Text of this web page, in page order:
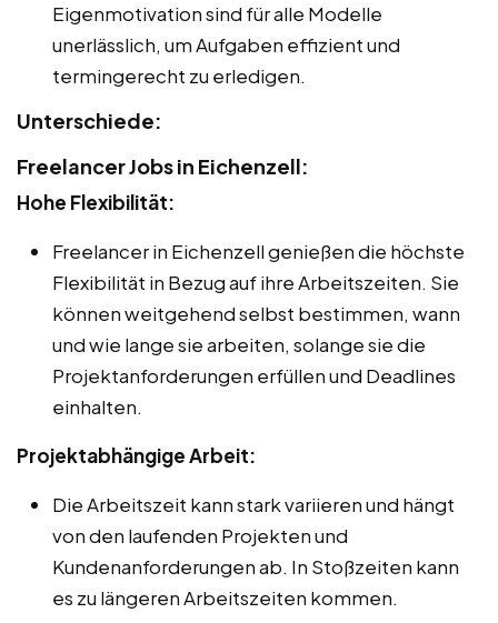
Eigenmotivation sind für alle Modelle
unerlässlich, um Aufgaben effizient und
termingerecht zu erledigen.
Unterschiede:
Freelancer Jobs in Eichenzell:
Hohe Flexibilität:
Freelancer in Eichenzell genießen die höchste
Flexibilität in Bezug auf ihre Arbeitszeiten. Sie
können weitgehend selbst bestimmen, wann
und wie lange sie arbeiten, solange sie die
Projektanforderungen erfüllen und Deadlines
einhalten.
Projektabhängige Arbeit:
Die Arbeitszeit kann stark variieren und hängt
von den laufenden Projekten und
Kundenanforderungen ab. In Stoßzeiten kann
es zu längeren Arbeitszeiten kommen.